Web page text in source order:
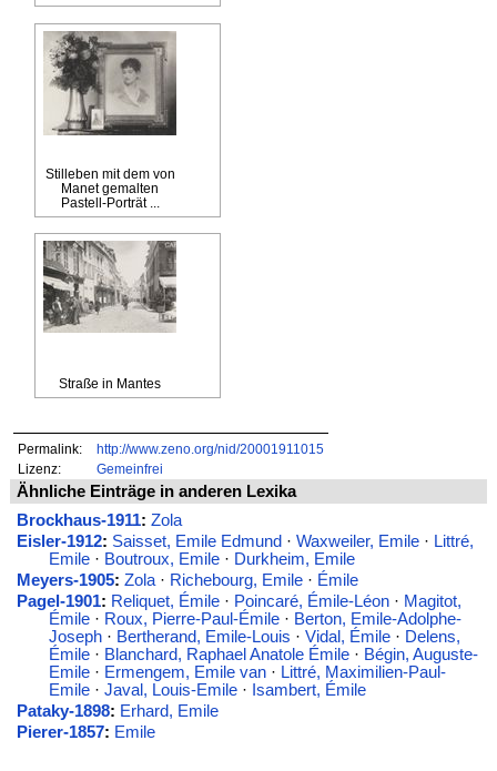
Stilleben mit dem von
Manet gemalten
Pastell-Porträt ...
Straße in Mantes
Permalink:
http://www.zeno.org/nid/20001911015
Lizenz:
Gemeinfrei
Ähnliche Einträge in anderen Lexika
Brockhaus-1911: Zola
Eisler-1912: Saisset, Emile Edmund · Waxweiler, Emile· Littré,
Emile· Boutroux, Emile· Durkheim, Emile
Meyers-1905: Zola· Richebourg, Emile· Émile
Pagel-1901: Reliquet, Émile· Poincaré, Émile-Léon· Magitot,
Émile· Roux, Pierre-Paul-Émile· Berton, Emile-Adolphe-
Joseph· Bertherand, Emile-Louis · Vidal, Émile· Delens,
Émile· Blanchard, Raphael Anatole Émile· Bégin, Auguste-
Emile· Ermengem, Emile van· Littré, Maximilien-Paul-
Emile· Javal, Louis-Emile· Isambert, Émile
Pataky-1898: Erhard, Emile
Pierer-1857: Emile